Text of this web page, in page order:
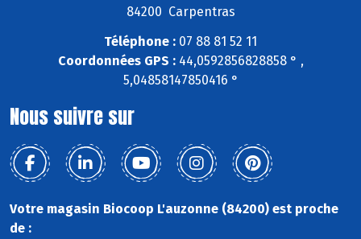
84200 Carpentras
Téléphone : 07 88 81 52 11
Coordonnées GPS :44,0592856828858 ° ,
5,04858147850416 °
Nous suivre sur
Votre magasin Biocoop L'auzonne (84200) est proche
de :